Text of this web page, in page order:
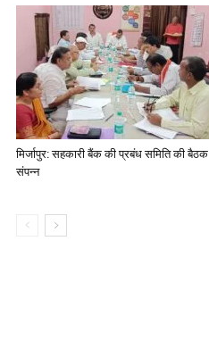
मिर्जापुर: सहकारी बैंक की प्रबंध समिति की बैठक
संपन्न